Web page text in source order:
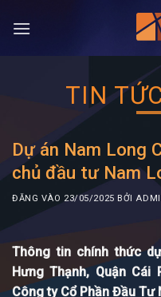
qua
TIN
Dự án Nam Long
chủ đầu tư Nam
ĐĂNG VÀO 23/05/2025 BỞI
Thông tin chính thức
Hưng Thạnh, Quận Cái
Công ty Cổ Phần Đầu Tư